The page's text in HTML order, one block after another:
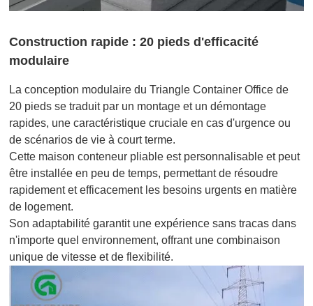
Construction rapide : 20 pieds d'efficacité
modulaire
La conception modulaire du Triangle Container Office de
20 pieds se traduit par un montage et un démontage
rapides, une caractéristique cruciale en cas d'urgence ou
de scénarios de vie à court terme.
Cette maison conteneur pliable est personnalisable et peut
être installée en peu de temps, permettant de résoudre
rapidement et efficacement les besoins urgents en matière
de logement.
Son adaptabilité garantit une expérience sans tracas dans
n'importe quel environnement, offrant une combinaison
unique de vitesse et de flexibilité.